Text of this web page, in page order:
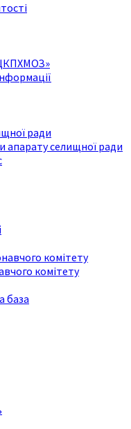
ради
апарату селищної ради
комітету
комітету
база